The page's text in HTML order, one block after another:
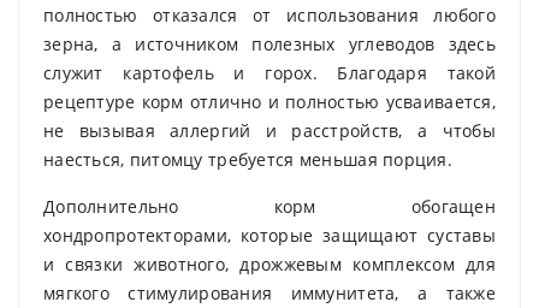
полностью отказался от использования любого
зерна, а источником полезных углеводов здесь
служит картофель и горох. Благодаря такой
рецептуре корм отлично и полностью усваивается,
не вызывая аллергий и расстройств, а чтобы
наесться, питомцу требуется меньшая порция.
Дополнительно корм обогащен
хондропротекторами, которые защищают суставы
и связки животного, дрожжевым комплексом для
мягкого стимулирования иммунитета, а также